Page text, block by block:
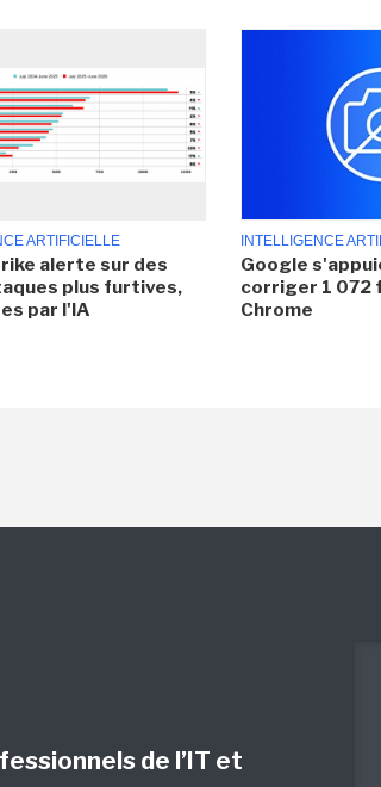
ARTIFICIELLE
alerte sur des
plus furtives,
par l'IA
INTELLIGENCE
Google
corriger 1 072
Chrome
de l’IT et